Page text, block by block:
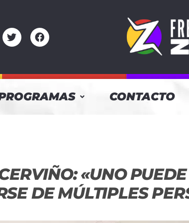
CONTACTO
«UNO PUEDE
DE MÚLTIPLES